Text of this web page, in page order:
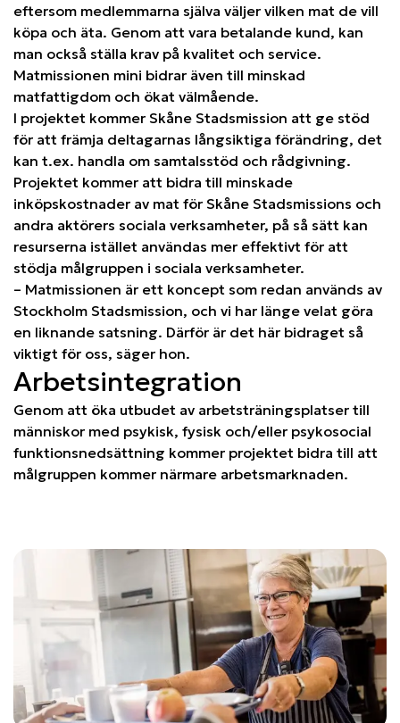
eftersom medlemmarna själva väljer vilken mat de vill
köpa och äta. Genom att vara betalande kund, kan
man också ställa krav på kvalitet och service.
Matmissionen mini bidrar även till minskad
matfattigdom och ökat välmående.
I projektet kommer Skåne Stadsmission att ge stöd
för att främja deltagarnas långsiktiga förändring, det
kan t.ex. handla om samtalsstöd och rådgivning.
Projektet kommer att bidra till minskade
inköpskostnader av mat för Skåne Stadsmissions och
andra aktörers sociala verksamheter, på så sätt kan
resurserna istället användas mer effektivt för att
stödja målgruppen i sociala verksamheter.
– Matmissionen är ett koncept som redan används av
Stockholm Stadsmission, och vi har länge velat göra
en liknande satsning. Därför är det här bidraget så
viktigt för oss, säger hon.
Arbetsintegration
Genom att öka utbudet av arbetsträningsplatser till
människor med psykisk, fysisk och/eller psykosocial
funktionsnedsättning kommer projektet bidra till att
målgruppen kommer närmare arbetsmarknaden.